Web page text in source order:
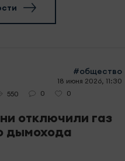
#общество
18 июня 2026, 11:30
550
0 0
отключили газ
дымохода